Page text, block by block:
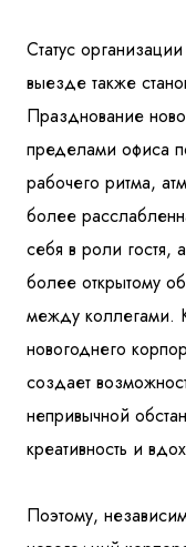
Статус
выезде также
Празднование
пределами офиса
рабочего ритма,
более
себя в роли гостя,
более открытому
между коллегами.
новогоднего
создает
непривычной
креативность и
Поэтому,